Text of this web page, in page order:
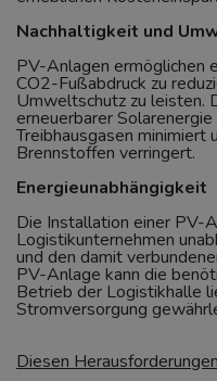
Nachhaltigkeit und
PV-Anlagen ermöglichen
CO2-Fußabdruck zu
Umweltschutz zu leisten.
erneuerbarer
Treibhausgasen
Brennstoffen verringert.
Energieunabhängigkeit
Die Installation einer PV-
Logistikunternehmen
und den damit
PV-Anlage kann die
Betrieb der Logistikhalle
Stromversorgung
Diesen